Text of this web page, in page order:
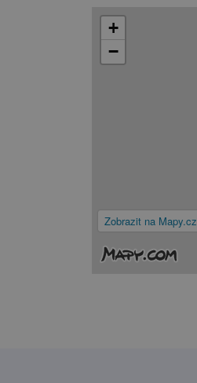
Zobrazit na Mapy.cz
+
−